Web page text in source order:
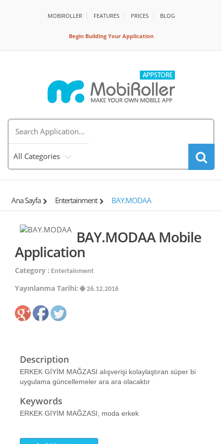
MOBIROLLER FEATURES PRİCES BLOG
Begin Building Your Application
All Categories
Ana Sayfa Entertainment BAY.MODAA
BAY.MODAA Mobile
Application
Category : Entertainment
Yayınlanma Tarihi: 26.12.2016
Description
ERKEK GİYİM MAĞZASI alışverişi kolaylaştıran süper bi
uygulama güncellemeler ara ara olacaktır
Keywords
ERKEK GİYİM MAĞZASI, moda erkek